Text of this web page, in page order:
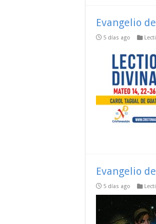
Evangelio
5 días ago
Evangelio
5 días ago